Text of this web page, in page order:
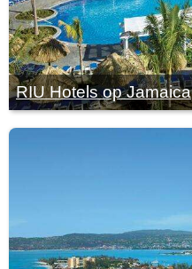
RIU Hotels op Jamaica